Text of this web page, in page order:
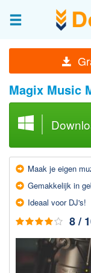
Afbeeldingen
Beheren en
Afbeelding & foto
Foto apps
Screenshots
Audio & Video
Branden en Rippen
Converteren
Opnemen Audio
Video bewerken
Magix Music
Maak je eigen
Gemakkelijk in
Ideaal voor DJ's!
8 /